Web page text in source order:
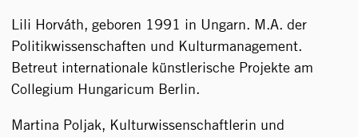
Lili Horváth, geboren 1991 in Ungarn. M.A. der
Politikwissenschaften und Kulturmanagement.
Betreut internationale künstlerische Projekte am
Collegium Hungaricum Berlin.
Martina Poljak, Kulturwissenschaftlerin und